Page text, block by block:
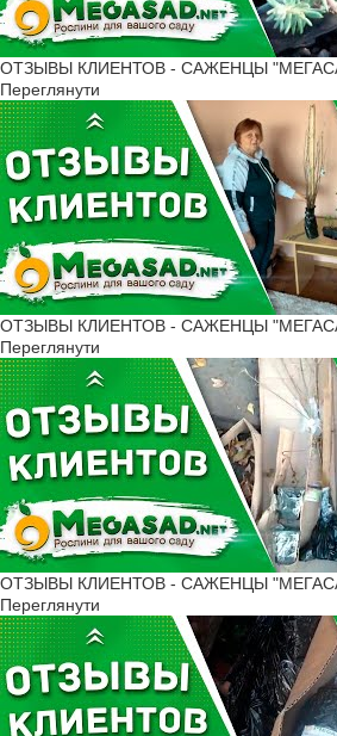
ОТЗЫВЫ КЛИЕНТОВ - САЖЕНЦЫ "МЕГАСАД"
Переглянути
ОТЗЫВЫ КЛИЕНТОВ - САЖЕНЦЫ "МЕГАСАД"
Переглянути
ОТЗЫВЫ КЛИЕНТОВ - САЖЕНЦЫ "МЕГАСАД"
Переглянути